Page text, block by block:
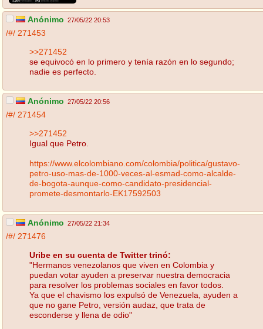
Anónimo 27/05/22 20:53
/#/ 271453
>>271452
se equivocó en lo primero y tenía razón en lo segundo;
nadie es perfecto.
Anónimo 27/05/22 20:56
/#/ 271454
>>271452
Igual que Petro.
https://www.elcolombiano.com/colombia/politica/gustavo-
petro-uso-mas-de-1000-veces-al-esmad-como-alcalde-
de-bogota-aunque-como-candidato-presidencial-
promete-desmontarlo-EK17592503
Anónimo 27/05/22 21:34
/#/ 271476
Uribe en su cuenta de Twitter trinó:
"Hermanos venezolanos que viven en Colombia y
puedan votar ayuden a preservar nuestra democracia
para resolver los problemas sociales en favor todos.
Ya que el chavismo los expulsó de Venezuela, ayuden a
que no gane Petro, versión audaz, que trata de
esconderse y llena de odio"